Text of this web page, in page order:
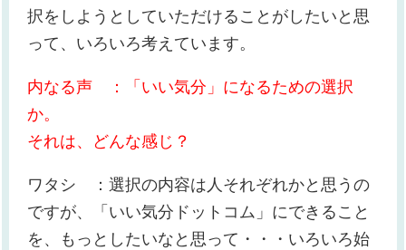
択をしようとしていただけることがしたいと思
って、いろいろ考えています。
内なる声 ：「いい気分」になるための選択
か。
それは、どんな感じ？
ワタシ ：選択の内容は人それぞれかと思うの
ですが、「いい気分ドットコム」にできること
を、もっとしたいなと思って・・・いろいろ始